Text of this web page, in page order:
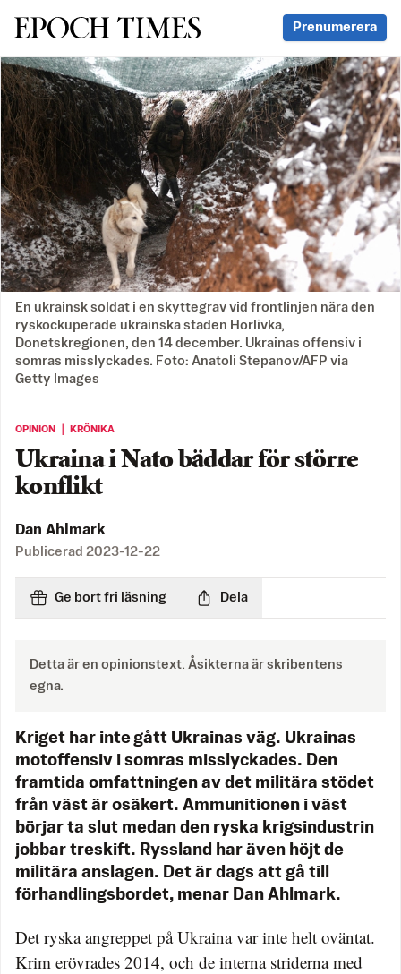
Svenska Epoch Times Prenumerera
En ukrainsk soldat i en skyttegrav vid frontlinjen nära den
ryskockuperade ukrainska staden Horlivka,
Donetskregionen, den 14 december. Ukrainas offensiv i
somras misslyckades. Foto: Anatoli Stepanov/AFP via
Getty Images
OPINION ｜ KRÖNIKA
Ukraina i Nato bäddar för större
konflikt
Dan Ahlmark
Publicerad 2023-12-22
Ge bort fri läsning Dela
Detta är en opinionstext. Åsikterna är skribentens
egna.
Kriget har inte gått Ukrainas väg. Ukrainas
motoffensiv i somras misslyckades. Den
framtida omfattningen av det militära stödet
från väst är osäkert. Ammunitionen i väst
börjar ta slut medan den ryska krigsindustrin
jobbar treskift. Ryssland har även höjt de
militära anslagen. Det är dags att gå till
förhandlingsbordet, menar Dan Ahlmark.
Det ryska angreppet på Ukraina var inte helt oväntat.
Krim erövrades 2014, och de interna striderna med